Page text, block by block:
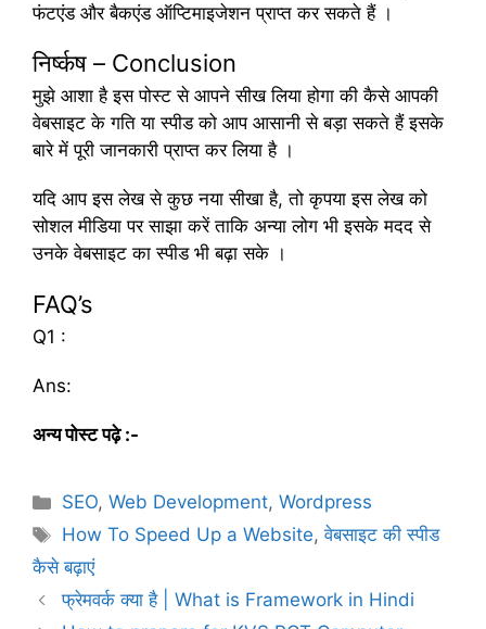
फंटएंड और बैकएंड ऑप्टिमाइजेशन प्राप्त कर सकते हैं ।
निर्ष्कष – Conclusion
मुझे आशा है इस पोस्ट से आपने सीख लिया होगा की कैसे आपकी
वेबसाइट के गति या स्पीड को आप आसानी से बड़ा सकते हैं इसके
बारे में पूरी जानकारी प्राप्त कर लिया है ।
यदि आप इस लेख से कुछ नया सीखा है, तो कृपया इस लेख को
सोशल मीडिया पर साझा करें ताकि अन्या लोग भी इसके मदद से
उनके वेबसाइट का स्पीड भी बढ़ा सके ।
FAQ’s
Q1 :
Ans:
अन्य पोस्ट पढ़े :-
C
a
e
g
SEO,Web Development,Wordpress
T
a
s
How To Speed Up a Website,वेबसाइट की स्पीड
कैसे बढ़ाएं
फ्रेमवर्क क्या है | What is Framework in Hindi